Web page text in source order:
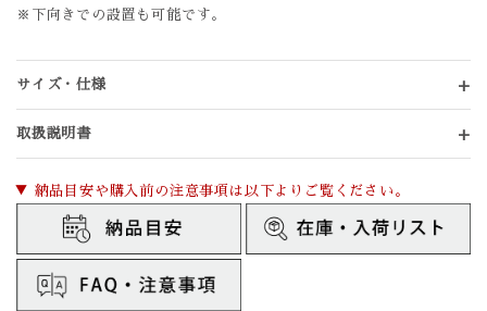
※下向きでの設置も可能です。
サイズ・仕様
取扱説明書
▼ 納品目安や購入前の注意事項は以下よりご覧ください。